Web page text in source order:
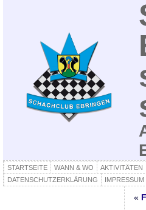
STARTSEITE WANN & WO AKTIVITÄTEN
DATENSCHUTZERKLÄRUNG
IMPRESSUM
«